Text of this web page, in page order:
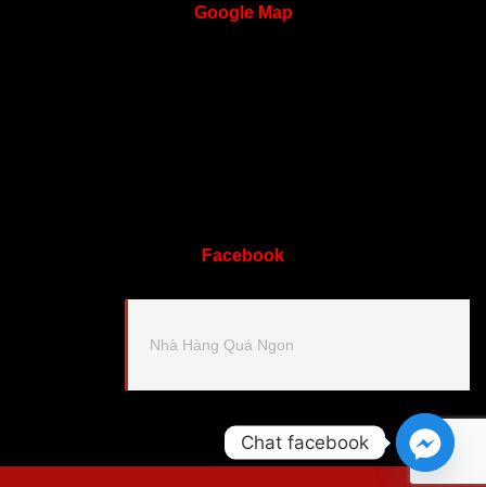
GoogleMap
Facebook
Nhà Hàng Quá Ngon
Chat facebook